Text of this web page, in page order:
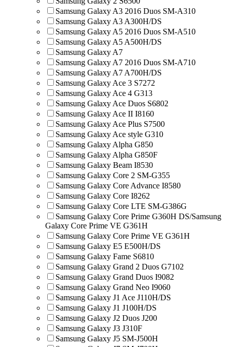
Samsung Galaxy A3 2016 Duos SM-A310
Samsung Galaxy A3 A300H/DS
Samsung Galaxy A5 2016 Duos SM-A510
Samsung Galaxy A5 A500H/DS
Samsung Galaxy A7
Samsung Galaxy A7 2016 Duos SM-A710
Samsung Galaxy A7 A700H/DS
Samsung Galaxy Ace 3 S7272
Samsung Galaxy Ace 4 G313
Samsung Galaxy Ace Duos S6802
Samsung Galaxy Ace II I8160
Samsung Galaxy Ace Plus S7500
Samsung Galaxy Ace style G310
Samsung Galaxy Alpha G850
Samsung Galaxy Alpha G850F
Samsung Galaxy Beam I8530
Samsung Galaxy Core 2 SM-G355
Samsung Galaxy Core Advance I8580
Samsung Galaxy Core I8262
Samsung Galaxy Core LTE SM-G386G
Samsung Galaxy Core Prime G360H DS/Samsung
Galaxy Core Prime VE G361H
Samsung Galaxy Core Prime VE G361H
Samsung Galaxy E5 E500H/DS
Samsung Galaxy Fame S6810
Samsung Galaxy Grand 2 Duos G7102
Samsung Galaxy Grand Duos I9082
Samsung Galaxy Grand Neo I9060
Samsung Galaxy J1 Ace J110H/DS
Samsung Galaxy J1 J100H/DS
Samsung Galaxy J2 Duos J200
Samsung Galaxy J3 J310F
Samsung Galaxy J5 SM-J500H